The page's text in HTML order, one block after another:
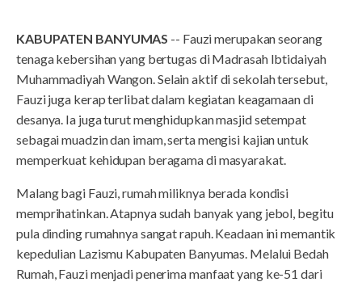
KABUPATEN BANYUMAS -- Fauzi merupakan seorang
tenaga kebersihan yang bertugas di Madrasah Ibtidaiyah
Muhammadiyah Wangon. Selain aktif di sekolah tersebut,
Fauzi juga kerap terlibat dalam kegiatan keagamaan di
desanya. Ia juga turut menghidupkan masjid setempat
sebagai muadzin dan imam, serta mengisi kajian untuk
memperkuat kehidupan beragama di masyarakat.
Malang bagi Fauzi, rumah miliknya berada kondisi
memprihatinkan. Atapnya sudah banyak yang jebol, begitu
pula dinding rumahnya sangat rapuh. Keadaan ini memantik
kepedulian Lazismu Kabupaten Banyumas. Melalui Bedah
Rumah, Fauzi menjadi penerima manfaat yang ke-51 dari